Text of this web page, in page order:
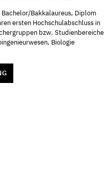
Bakkalaureus, Diplom
ersten Hochschulabschluss in
bzw. Studienbereiche
Biologie